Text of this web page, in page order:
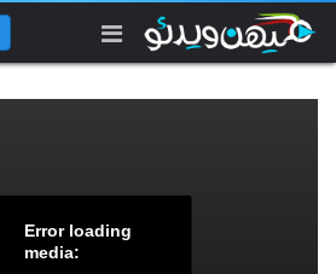
Error loading
media: